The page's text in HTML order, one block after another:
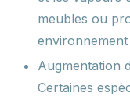
meubles ou
environnement
Augmentation
Certaines